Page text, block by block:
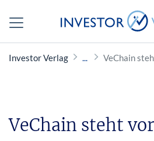
Investor Verlag VeChain
VeChain steht vor